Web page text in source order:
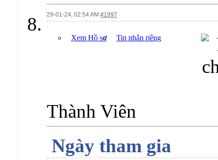
29-01-24, 02:54 AM #1997
Xem Hồ sơ Tin nhắn riêng
Thành Viên
Ngày tham gia